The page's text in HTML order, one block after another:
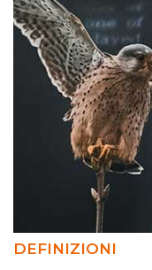
DEFINIZIONI